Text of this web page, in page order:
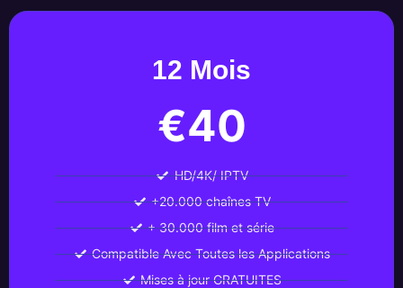
12 Mois
€40
HD/4K/ IPTV
+20.000 chaînes TV
+ 30.000 film et série
Compatible Avec Toutes les Applications
Mises à jour GRATUITES